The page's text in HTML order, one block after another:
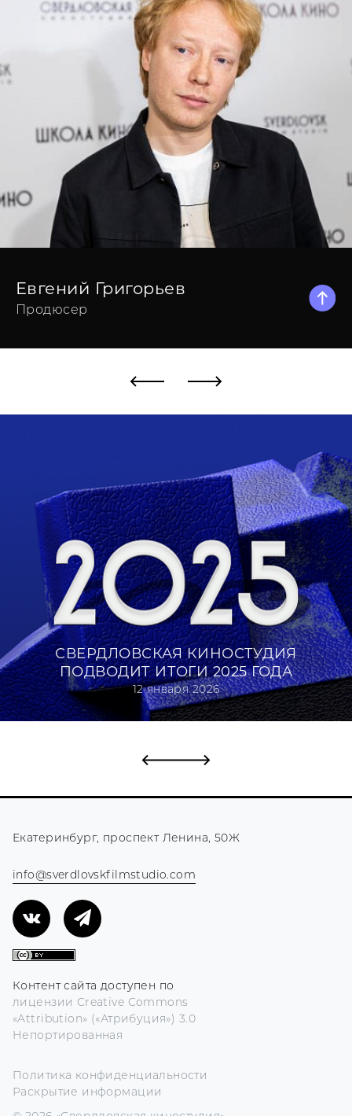
Евгений Григорьев
Продюсер
Евгений Григорьев
Яма (2025)
Наперкор (2025)
Мой дикий друг (2024)
Кобот (2024)
Нелюбимка (2024)
Мой друг Сега (2024)
Втроем (2024)
Длительные свидания (2023)
Руками (2022)
Дедлайн (2022)
Хенд Мейд (2020)
Кулаков великого предела (2019)
Код города. Первоуральск (2014)
СВЕРДЛОВСКАЯ КИНОСТУДИЯ
ПОДВОДИТ ИТОГИ 2025 ГОДА
12 января 2026
Политика конфиденциальности
Раскрытие информации
info@sverdlovskfilmstudio.com
Екатеринбург, проспект Ленина, 50Ж
Контент сайта доступен по
лицензии Creative Commons
«Attribution» («Атрибуция») 3.0
Непортированная